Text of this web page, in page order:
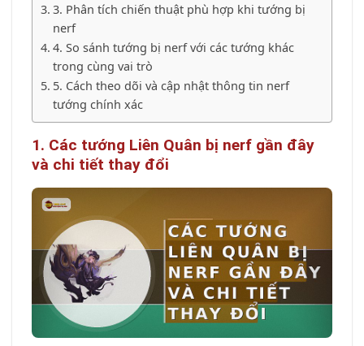
3. Phân tích chiến thuật phù hợp khi tướng bị
nerf
4. So sánh tướng bị nerf với các tướng khác
trong cùng vai trò
5. Cách theo dõi và cập nhật thông tin nerf
tướng chính xác
1. Các tướng Liên Quân bị nerf gần đây
và chi tiết thay đổi